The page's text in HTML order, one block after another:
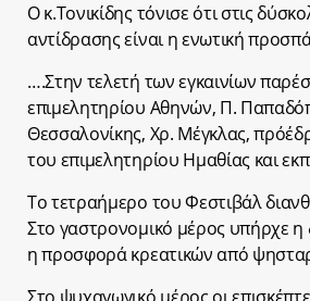
Ο κ.Τονικίδης τόνισε ότι στις
αντίδρασης είναι η ενωτική
….Στην τελετή των εγκαινίων
επιμελητηρίου Αθηνών, Π.
Θεσσαλονίκης, Χρ. Μέγκλας,
του επιμελητηρίου Ημαθίας και
Το τετραήμερο του Φεστιβάλ
Στο γαστρονομικό μέρος υπήρχε η
η προσφορά κρεατικών από